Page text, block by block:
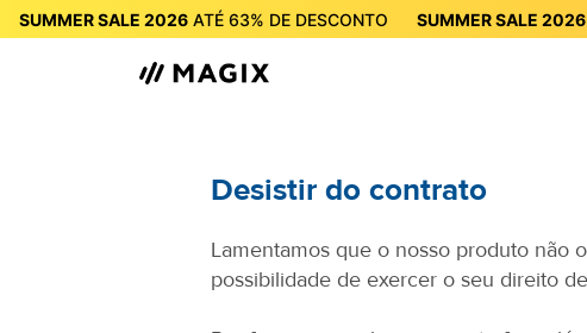
SUMMER SALE 2026 ATÉ 63% DE DESCONTO SUMMER SALE 2026